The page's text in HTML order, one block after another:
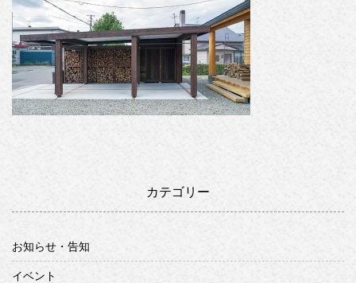
カテゴリー
お知らせ・告知
イベント